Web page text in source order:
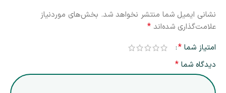
نشانی ایمیل شما منتشر نخواهد شد. بخش‌های موردنیاز
علامت‌گذاری شده‌اند *
امتیاز شما *
دیدگاه شما *